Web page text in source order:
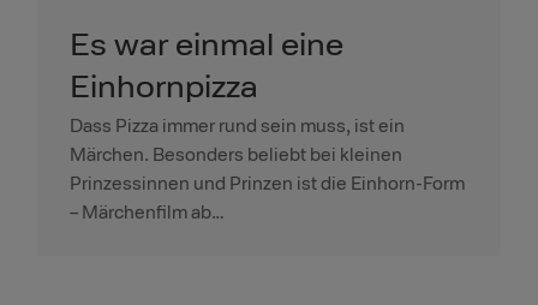
Es war einmal eine
Einhornpizza
Dass Pizza immer rund sein muss, ist ein
Märchen. Besonders beliebt bei kleinen
Prinzessinnen und Prinzen ist die Einhorn-Form
– Märchenfilm ab…